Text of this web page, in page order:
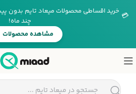
💳 خرید اقساطی محصولات میعاد تایم بدون
چند ماه!
مشاهده محصولات